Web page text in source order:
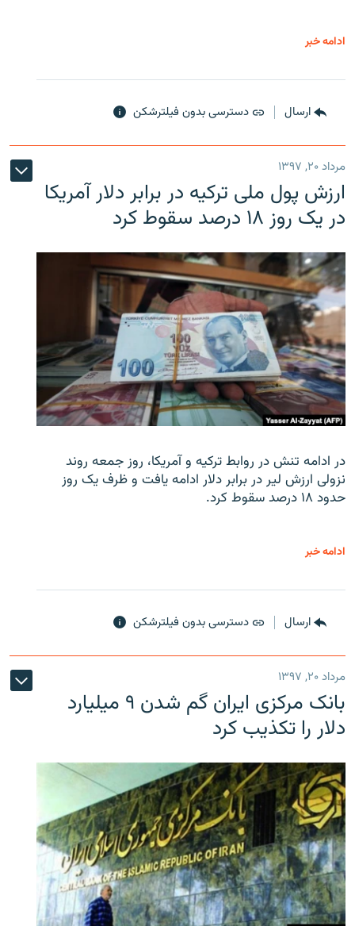
ادامه خبر
ارسال دسترسی بدون فیلترشکن
مرداد ۲۰, ۱۳۹۷
ارزش پول ملی ترکیه در برابر دلار آمریکا
در یک روز ۱۸ درصد سقوط کرد
در ادامه تنش در روابط ترکیه و آمریکا، روز جمعه روند
نزولی ارزش لیر در برابر دلار ادامه یافت و ظرف یک روز
حدود ۱۸ درصد سقوط کرد.
ادامه خبر
ارسال دسترسی بدون فیلترشکن
مرداد ۲۰, ۱۳۹۷
بانک مرکزی ایران گم شدن ۹ میلیارد
دلار را تکذیب کرد